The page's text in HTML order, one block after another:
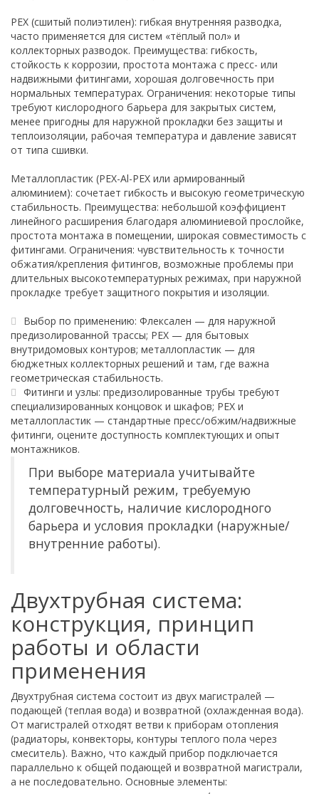
PEX (сшитый полиэтилен): гибкая внутренняя разводка,
часто применяется для систем «тёплый пол» и
коллекторных разводок. Преимущества: гибкость,
стойкость к коррозии, простота монтажа с пресс- или
надвижными фитингами, хорошая долговечность при
нормальных температурах. Ограничения: некоторые типы
требуют кислородного барьера для закрытых систем,
менее пригодны для наружной прокладки без защиты и
теплоизоляции, рабочая температура и давление зависят
от типа сшивки.
Металлопластик (PEX-Al-PEX или армированный
алюминием): сочетает гибкость и высокую геометрическую
стабильность. Преимущества: небольшой коэффициент
линейного расширения благодаря алюминиевой прослойке,
простота монтажа в помещении, широкая совместимость с
фитингами. Ограничения: чувствительность к точности
обжатия/крепления фитингов, возможные проблемы при
длительных высокотемпературных режимах, при наружной
прокладке требует защитного покрытия и изоляции.
Выбор по применению: Флексален — для наружной
предизолированной трассы; PEX — для бытовых
внутридомовых контуров; металлопластик — для
бюджетных коллекторных решений и там, где важна
геометрическая стабильность.
Фитинги и узлы: предизолированные трубы требуют
специализированных концовок и шкафов; PEX и
металлопластик — стандартные пресс/обжим/надвижные
фитинги, оцените доступность комплектующих и опыт
монтажников.
При выборе материала учитывайте
температурный режим, требуемую
долговечность, наличие кислородного
барьера и условия прокладки (наружные/
внутренние работы).
Двухтрубная система:
конструкция, принцип
работы и области
применения
Двухтрубная система состоит из двух магистралей —
подающей (теплая вода) и возвратной (охлажденная вода).
От магистралей отходят ветви к приборам отопления
(радиаторы, конвекторы, контуры теплого пола через
смеситель). Важно, что каждый прибор подключается
параллельно к общей подающей и возвратной магистрали,
а не последовательно. Основные элементы: